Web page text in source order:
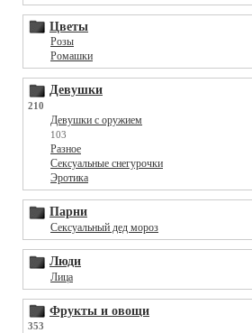
Цветы
Розы
Ромашки
Девушки
210
Девушки с оружием
103
Разное
Сексуальные снегурочки
Эротика
Парни
Сексуальный дед мороз
Люди
Лица
Фрукты и овощи
353